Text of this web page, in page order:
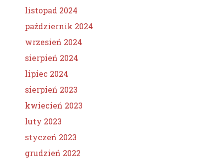
listopad 2024
październik 2024
wrzesień 2024
sierpień 2024
lipiec 2024
sierpień 2023
kwiecień 2023
luty 2023
styczeń 2023
grudzień 2022